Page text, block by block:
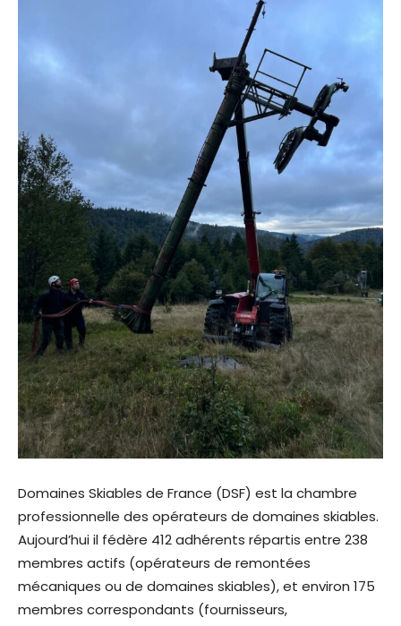
Domaines Skiables de France (DSF) est la chambre
professionnelle des opérateurs de domaines skiables.
Aujourd’hui il fédère 412 adhérents répartis entre 238
membres actifs (opérateurs de remontées
mécaniques ou de domaines skiables), et environ 175
membres correspondants (fournisseurs,